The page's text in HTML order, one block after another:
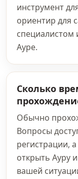
инструмент
ориентир для
специалистом
Ауре.
Сколько
Обычно
Вопросы
регистрации,
открыть Ауру
вашей